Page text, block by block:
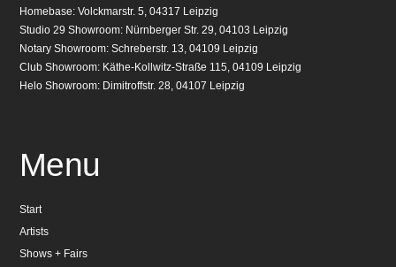
Homebase: Volckmarstr. 5, 04317 Leipzig
Studio 29 Showroom: Nürnberger Str. 29, 04103 Leipzig
Notary Showroom: Schreberstr. 13, 04109 Leipzig
Club Showroom: Käthe-Kollwitz-Straße 115, 04109 Leipzig
Helo Showroom: Dimitroffstr. 28, 04107 Leipzig
Menu
Start
Artists
Shows + Fairs